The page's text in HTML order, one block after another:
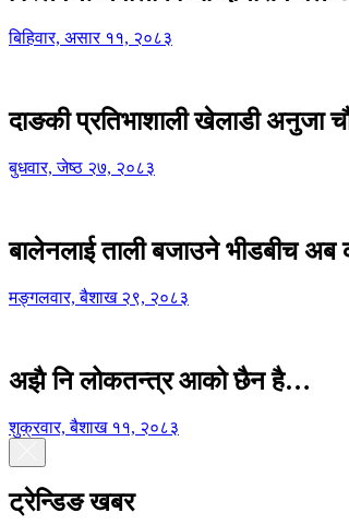
बिहिवार, असार ११, २०८३
दाङकी प्रतिभाशाली खेलाडी अनुजा
बुधवार, जेष्ठ २७, २०८३
बालेनलाई ताली बजाउने भीडबीच
मङ्गलवार, बैशाख २९, २०८३
अझै नि लोकतन्त्र आको छैन है…
शुक्रवार, बैशाख ११, २०८३
ट्रेन्डिङ खबर